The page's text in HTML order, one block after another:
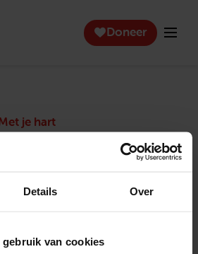
Details Over
gebruik van cookies
Doneer
je hart
je hart laat ouderen die zich
weer genieten en inspireert
het Appeltje van Oranje.
Contact